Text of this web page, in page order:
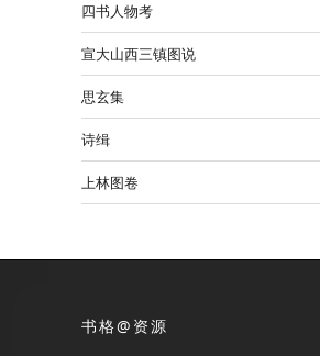
四书人物考
宣大山西三镇图说
思玄集
诗缉
上林图卷
书格@资源